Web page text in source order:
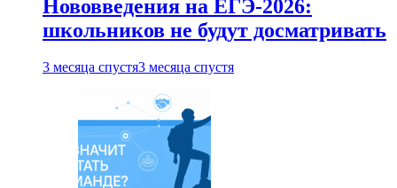
Нововведения на ЕГЭ-2026:
школьников не будут досматривать
3 месяца спустя3 месяца спустя